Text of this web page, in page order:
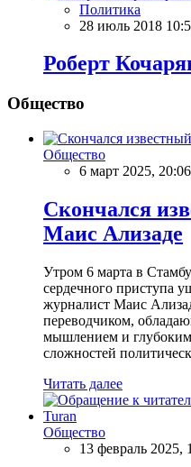
Политика
28 июль 2018
Роберт
Общество
Общество
6 март 2025, 20:06
Скончался
Маис Ализаде
Утром 6 марта в
сердечного приступа
журналист Маис
переводчиком,
мышлением и
сложностей
Читать далее
Общество
13 февраль 2025,